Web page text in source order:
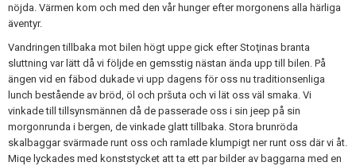
nöjda. Värmen kom och med den vår hunger efter morgonens alla härliga
äventyr.
Vandringen tillbaka mot bilen högt uppe gick efter Stoţinas branta
sluttning var lätt då vi följde en gemsstig nästan ända upp till bilen. På
ängen vid en fäbod dukade vi upp dagens för oss nu traditionsenliga
lunch bestående av bröd, öl och pršuta och vi lät oss väl smaka. Vi
vinkade till tillsynsmännen då de passerade oss i sin jeep på sin
morgonrunda i bergen, de vinkade glatt tillbaka. Stora brunröda
skalbaggar svärmade runt oss och ramlade klumpigt ner runt oss där vi åt.
Miqe lyckades med konststycket att ta ett par bilder av baggarna med en